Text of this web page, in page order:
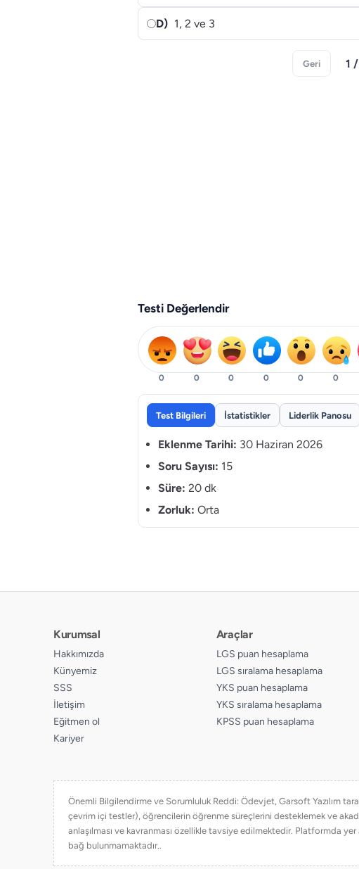
D) 1, 2 ve 3
Geri 1
Testi Değerlendir
0 0 0 0 0 0
Test Bilgileri İstatistikler Liderlik Panosu
Eklenme Tarihi: 30 Haziran 2026
Soru Sayısı: 15
Süre: 20 dk
Zorluk: Orta
Kurumsal
Hakkımızda
Künyemiz
SSS
İletişim
Eğitmen ol
Kariyer
Araçlar
LGS puan hesaplama
LGS sıralama hesaplama
YKS puan hesaplama
YKS sıralama hesaplama
KPSS puan hesaplama
Önemli Bilgilendirme ve Sorumluluk Reddi: Ödevjet, Garsoft Yazılım
çevrim içi testler), öğrencilerin öğrenme süreçlerini desteklemek ve
anlaşılması ve kavranması özellikle tavsiye edilmektedir. Platformda
bağ bulunmamaktadır..